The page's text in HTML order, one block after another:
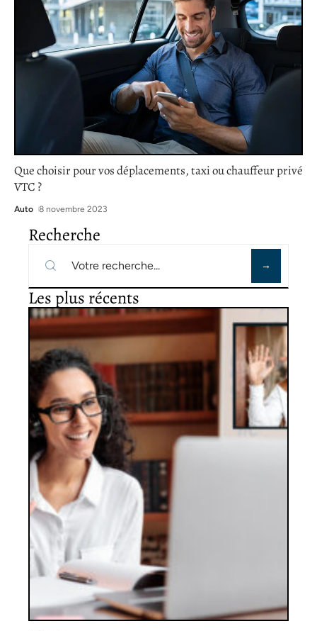
Que choisir pour vos déplacements, taxi ou chauffeur privé
VTC ?
Auto 8 novembre 2023
Recherche
Les plus récents